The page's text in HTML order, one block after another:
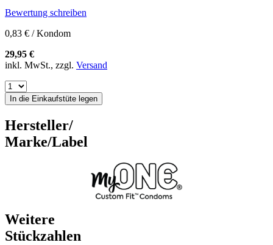
Bewertung schreiben
0,83 € / Kondom
29,95 €
inkl. MwSt., zzgl. Versand
In die Einkaufstüte legen
Hersteller/
Marke/Label
Weitere
Stückzahlen